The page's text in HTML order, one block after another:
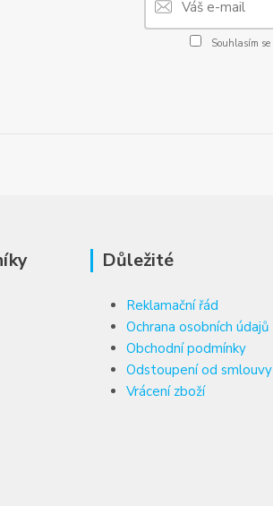
Souhlasím se
Důležité
Reklamační řád
Ochrana osobních údajů
Obchodní podmínky
Odstoupení od smlouvy
Vrácení zboží